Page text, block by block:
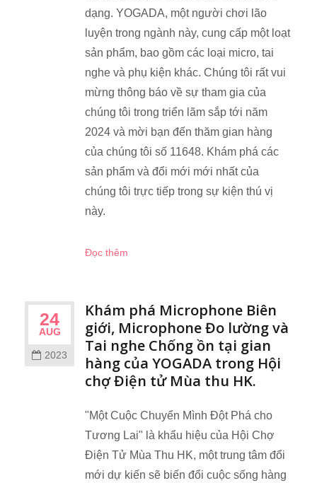
dạng. YOGADA, một người chơi lão
luyện trong ngành này, cung cấp một loạt
sản phẩm, bao gồm các loại micro, tai
nghe và phụ kiện khác. Chúng tôi rất vui
mừng thông báo về sự tham gia của
chúng tôi trong triển lãm sắp tới năm
2024 và mời bạn đến thăm gian hàng
của chúng tôi số 11648. Khám phá các
sản phẩm và đổi mới mới nhất của
chúng tôi trực tiếp trong sự kiện thú vị
này.
Đọc thêm
24
AUG
2023
Khám phá Microphone Biên
giới, Microphone Đo lường và
Tai nghe Chống ồn tại gian
hàng của YOGADA trong Hội
chợ Điện tử Mùa thu HK.
"Một Cuộc Chuyển Mình Đột Phá cho
Tương Lai" là khẩu hiệu của Hội Chợ
Điện Tử Mùa Thu HK, một trung tâm đổi
mới dự kiến sẽ biến đổi cuộc sống hàng